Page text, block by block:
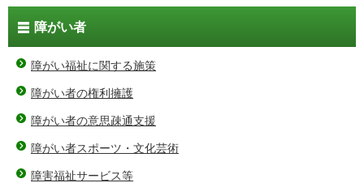
障がい者
障がい福祉に関する施策
障がい者の権利擁護
障がい者の意思疎通支援
障がい者スポーツ・文化芸術
障害福祉サービス等